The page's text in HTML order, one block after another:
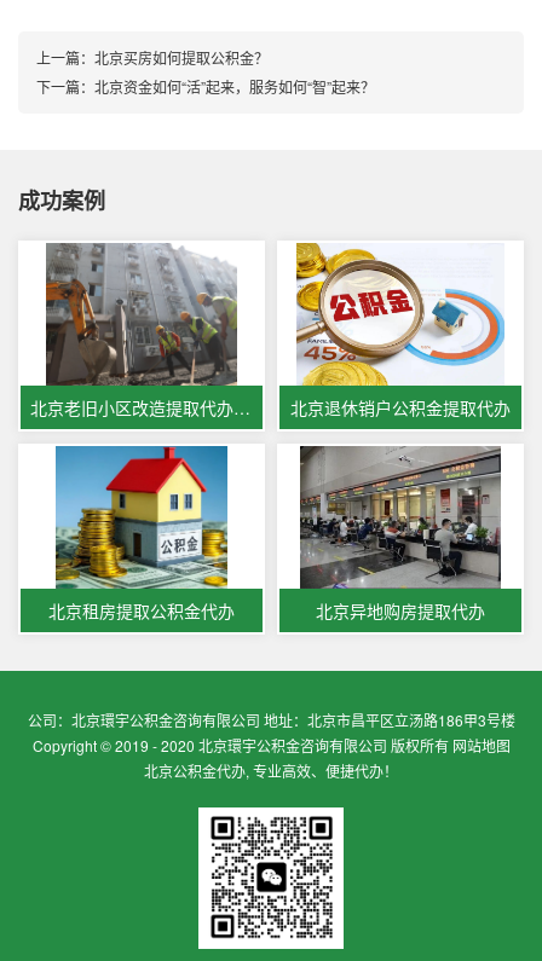
上一篇： 北京买房如何提取公积金？
下一篇： 北京资金如何“活”起来，服务如何“智”起来？
成功案例
北京老旧小区改造提取代办公积金 北京退休销户公积金提取代办
北京租房提取公积金代办 北京异地购房提取代办
公司：北京環宇公积金咨询有限公司 地址：北京市昌平区立汤路186甲3号楼
Copyright © 2019 - 2020 北京環宇公积金咨询有限公司 版权所有 网站地图
北京公积金代办, 专业高效、便捷代办！